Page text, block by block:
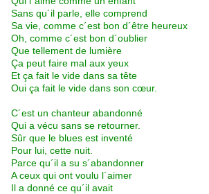
Sans qu´il parle, elle comprend
Sa vie, comme c´est bon d´être heureux
Oh, comme c´est bon d´oublier
Que tellement de lumière
Ça peut faire mal aux yeux
Et ça fait le vide dans sa tête
Oui ça fait le vide dans son cœur.
C´est un chanteur abandonné
Qui a vécu sans se retourner.
Sûr que le blues est inventé
Pour lui, cette nuit.
Parce qu´il a su s´abandonner
A ceux qui ont voulu l´aimer
Il a donné ce qu´il avait